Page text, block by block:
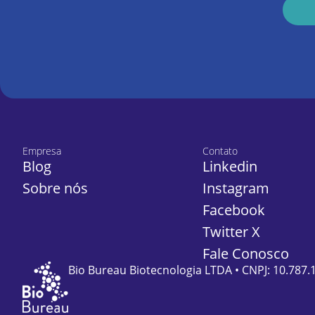
Empresa
Blog
Sobre nós
Contato
Linkedin
Instagram
Facebook
Twitter X
Fale Conosco
Bio Bureau Biotecnologia LTDA • CNPJ: